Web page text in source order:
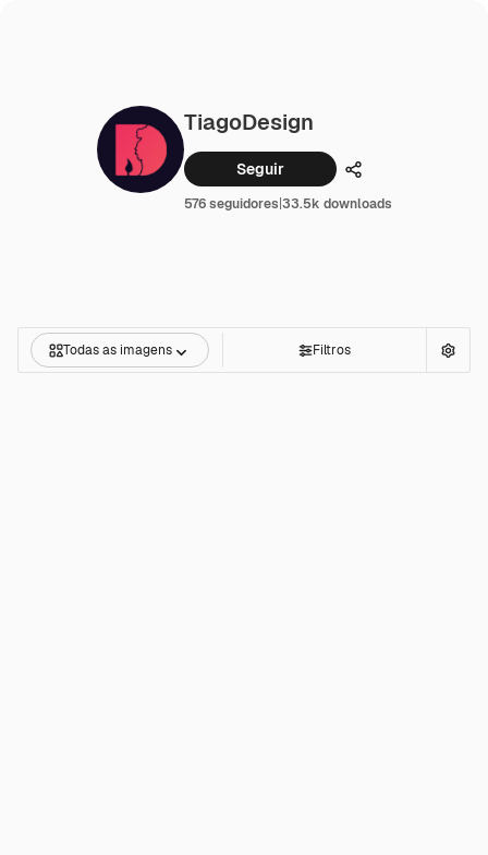
TiagoDesign
Seguir Compartilhar
576 seguidores|33.5k downloads
Todas as imagens Filtros